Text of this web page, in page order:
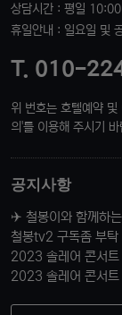
상담시간 : 평일
휴일안내 : 일요일 및
T. 010-
위 번호는 호텔예약
의'를 이용해 주시기 바
공지사항
✈️ 철봉이와 함께하
철봉tv2 구독좀 부
2023 솔레어 콘서